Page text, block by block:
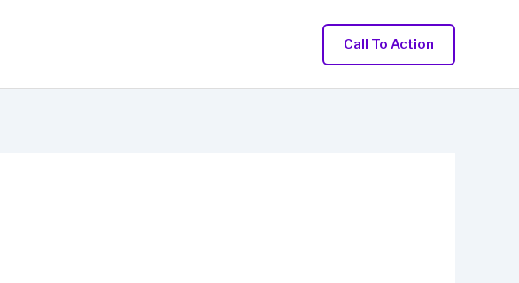
Call To Action